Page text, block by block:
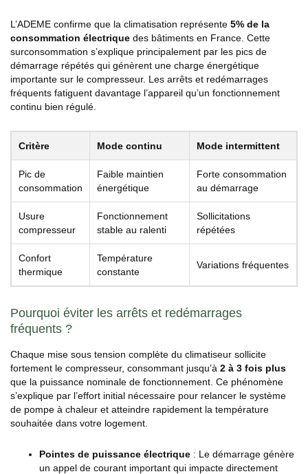
L’ADEME confirme que la climatisation représente 5% de la
consommation électrique des bâtiments en France. Cette
surconsommation s’explique principalement par les pics de
démarrage répétés qui génèrent une charge énergétique
importante sur le compresseur. Les arrêts et redémarrages
fréquents fatiguent davantage l’appareil qu’un fonctionnement
continu bien régulé.
Critère Mode continu Mode intermittent
Pic de
consommation
Faible maintien
énergétique
Forte consommation
au démarrage
Usure
compresseur
Fonctionnement
stable au ralenti
Sollicitations
répétées
Confort
thermique
Température
constante
Variations fréquentes
Pourquoi éviter les arrêts et redémarrages
fréquents ?
Chaque mise sous tension complète du climatiseur sollicite
fortement le compresseur, consommant jusqu’à 2 à 3 fois plus
que la puissance nominale de fonctionnement. Ce phénomène
s’explique par l’effort initial nécessaire pour relancer le système
de pompe à chaleur et atteindre rapidement la température
souhaitée dans votre logement.
Pointes de puissance électrique : Le démarrage génère
un appel de courant important qui impacte directement